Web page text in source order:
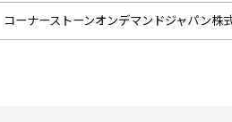
コーナーストーンオンデマンドジャパン株